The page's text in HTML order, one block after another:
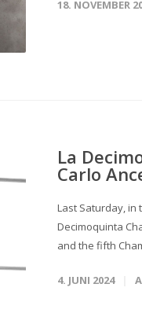
18. NOVEMBER
La
Carlo
Last Saturday, in
Decimoquinta
and the fifth
4. JUNI 2024